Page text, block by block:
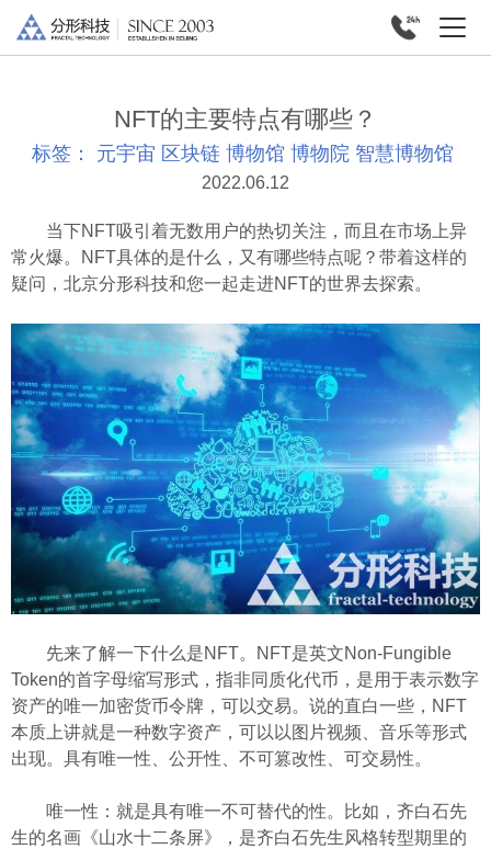
NFT的主要特点有哪些？
标签： 元宇宙 区块链 博物馆 博物院 智慧博物馆
2022.06.12
当下NFT吸引着无数用户的热切关注，而且在市场上异
常火爆。NFT具体的是什么，又有哪些特点呢？带着这样的
疑问，北京分形科技和您一起走进NFT的世界去探索。
先来了解一下什么是NFT。NFT是英文Non-Fungible
Token的首字母缩写形式，指非同质化代币，是用于表示数字
资产的唯一加密货币令牌，可以交易。说的直白一些，NFT
本质上讲就是一种数字资产，可以以图片视频、音乐等形式
出现。具有唯一性、公开性、不可篡改性、可交易性。
唯一性：就是具有唯一不可替代的性。比如，齐白石先
生的名画《山水十二条屏》，是齐白石先生风格转型期里的